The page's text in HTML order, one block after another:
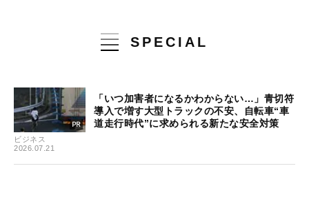
SPECIAL
ビジネス
2026.07.21
「いつ加害者になるかわからない…」青切符
導入で増す大型トラックの不安、自転車“車
道走行時代”に求められる新たな安全対策